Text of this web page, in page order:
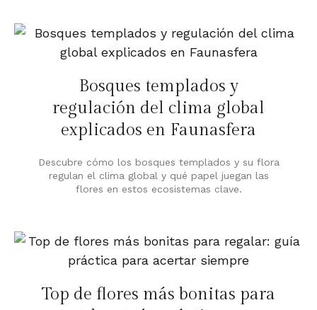
Bosques templados y
regulación del clima global
explicados en Faunasfera
Descubre cómo los bosques templados y su flora
regulan el clima global y qué papel juegan las
flores en estos ecosistemas clave.
Top de flores más bonitas para